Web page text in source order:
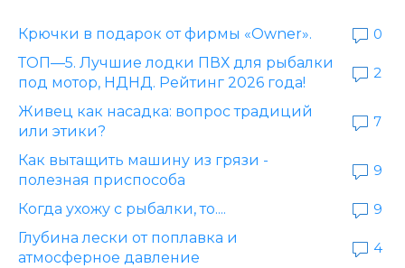
Крючки в подарок от фирмы «Owner».
0
ТОП—5. Лучшие лодки ПВХ для рыбалки
под мотор, НДНД. Рейтинг 2026 года!
2
Живец как насадка: вопрос традиций
или этики?
7
Как вытащить машину из грязи -
полезная приспособа
9
Когда ухожу с рыбалки, то....
9
Глубина лески от поплавка и
атмосферное давление
4